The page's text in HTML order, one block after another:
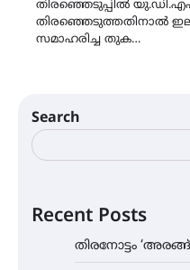
തിരഞ്ഞെടുപ്പിൽ
തിരഞ്ഞെടുത്തതിനാൽ
സമാഹരിച്ച തുക…
Search
Recent Posts
തിരനോട്ടം